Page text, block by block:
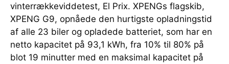
vinterrækkeviddetest, El Prix. XPENGs flagskib,
XPENG G9, opnåede den hurtigste opladningstid
af alle 23 biler og opladede batteriet, som har en
netto kapacitet på 93,1 kWh, fra 10% til 80% på
blot 19 minutter med en maksimal kapacitet på